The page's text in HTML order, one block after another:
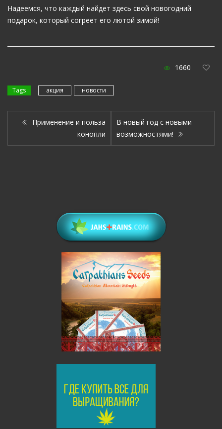
Надеемся, что каждый найдет здесь свой новогодний
подарок, который согреет его лютой зимой!
1660
Tags акция новости
Применение и польза
конопли
В новый год с новыми
возможностями!